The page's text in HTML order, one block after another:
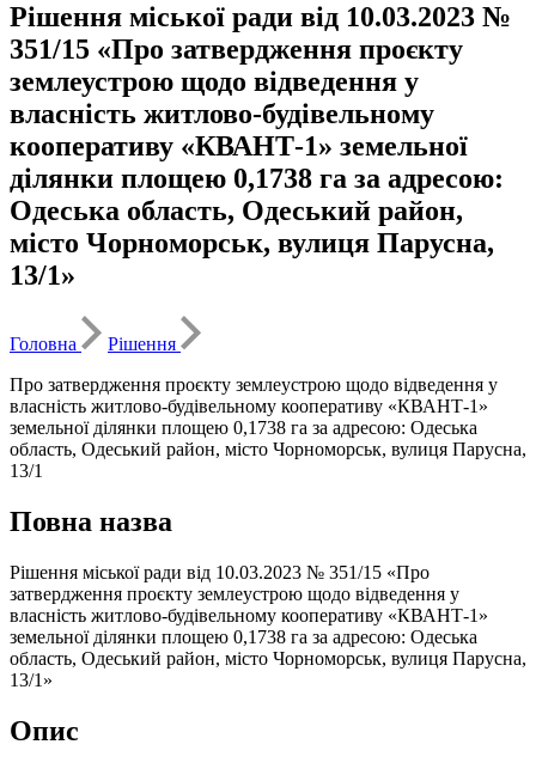
Рішення міської ради від 10.03.2023 №
351/15 «Про затвердження проєкту
землеустрою щодо відведення у
власність житлово-будівельному
кооперативу «КВАНТ-1» земельної
ділянки площею 0,1738 га за адресою:
Одеська область, Одеський район,
місто Чорноморськ, вулиця Парусна,
13/1»
Головна
Рішення
Про затвердження проєкту землеустрою щодо відведення у
власність житлово-будівельному кооперативу «КВАНТ-1»
земельної ділянки площею 0,1738 га за адресою: Одеська
область, Одеський район, місто Чорноморськ, вулиця Парусна,
13/1
Повна назва
Рішення міської ради від 10.03.2023 № 351/15 «Про
затвердження проєкту землеустрою щодо відведення у
власність житлово-будівельному кооперативу «КВАНТ-1»
земельної ділянки площею 0,1738 га за адресою: Одеська
область, Одеський район, місто Чорноморськ, вулиця Парусна,
13/1»
Опис